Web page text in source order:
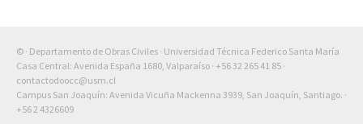
© · Departamento de Obras Civiles · Universidad Técnica Federico Santa María
Casa Central: Avenida España 1680, Valparaíso · +56 32 265 41 85 ·
contactodoocc@usm.cl
Campus San Joaquín: Avenida Vicuña Mackenna 3939, San Joaquín, Santiago. ·
+56 2 4326609